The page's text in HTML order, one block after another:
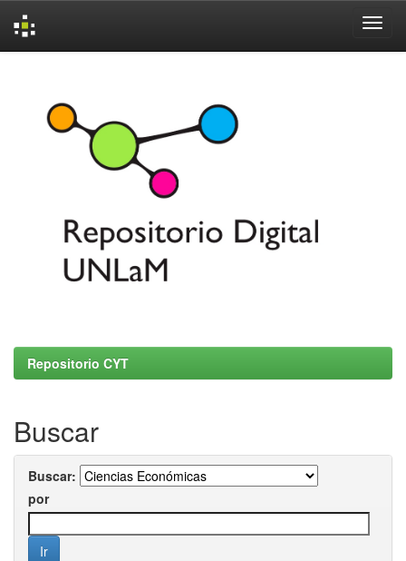
Repositorio CYT
Buscar
Buscar:
por